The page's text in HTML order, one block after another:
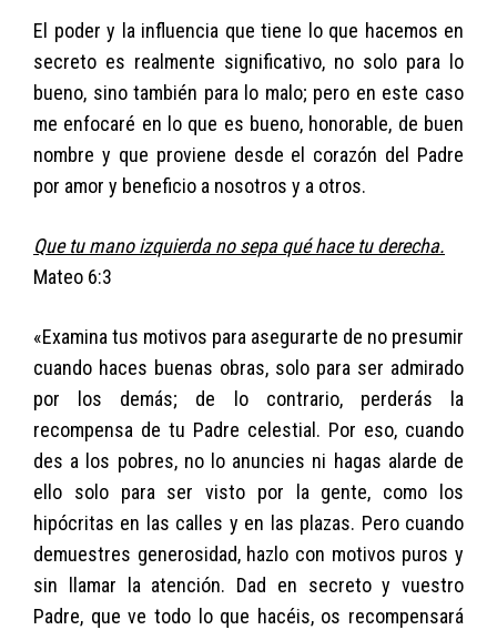
El poder y la influencia que tiene lo que hacemos en
secreto es realmente significativo, no solo para lo
bueno, sino también para lo malo; pero en este caso
me enfocaré en lo que es bueno, honorable, de buen
nombre y que proviene desde el corazón del Padre
por amor y beneficio a nosotros y a otros.
Que tu mano izquierda no sepa qué hace tu derecha.
Mateo 6:3
«Examina tus motivos para asegurarte de no presumir
cuando haces buenas obras, solo para ser admirado
por los demás; de lo contrario, perderás la
recompensa de tu Padre celestial. Por eso, cuando
des a los pobres, no lo anuncies ni hagas alarde de
ello solo para ser visto por la gente, como los
hipócritas en las calles y en las plazas. Pero cuando
demuestres generosidad, hazlo con motivos puros y
sin llamar la atención. Dad en secreto y vuestro
Padre, que ve todo lo que hacéis, os recompensará